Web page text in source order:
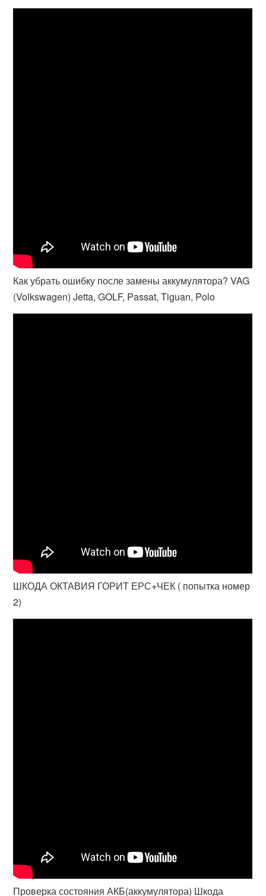
Как убрать ошибку после замены аккумулятора? VAG
(Volkswagen) Jetta, GOLF, Passat, Tiguan, Polo
ШКОДА ОКТАВИЯ ГОРИТ ЕРС+ЧЕК ( попытка номер
2)
Проверка состояния АКБ(аккумулятора) Шкода